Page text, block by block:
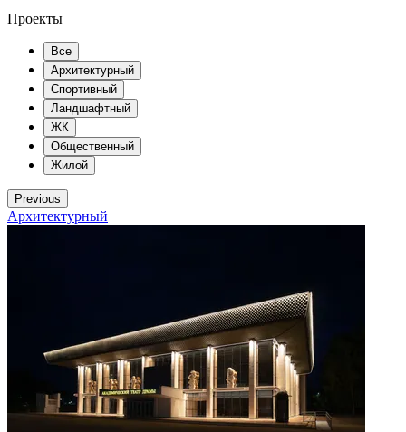
Проекты
Все
Архитектурный
Спортивный
Ландшафтный
ЖК
Общественный
Жилой
Previous
Архитектурный